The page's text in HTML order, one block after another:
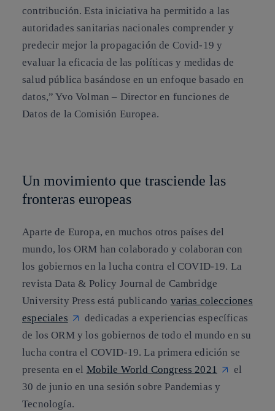
contribución. Esta iniciativa ha permitido a las
autoridades sanitarias nacionales comprender y
predecir mejor la propagación de Covid-19 y
evaluar la eficacia de las políticas y medidas de
salud pública basándose en un enfoque basado en
datos,” Yvo Volman – Director en funciones de
Datos de la Comisión Europea.
Un movimiento que trasciende las
fronteras europeas
Aparte de Europa, en muchos otros países del
mundo, los ORM han colaborado y colaboran con
los gobiernos en la lucha contra el COVID-19. La
revista Data & Policy Journal de Cambridge
University Press está publicando varias colecciones
especiales
dedicadas a experiencias específicas
de los ORM y los gobiernos de todo el mundo en su
lucha contra el COVID-19. La primera edición se
presenta en el Mobile World Congress 2021
el
30 de junio en una sesión sobre Pandemias y
Tecnología.